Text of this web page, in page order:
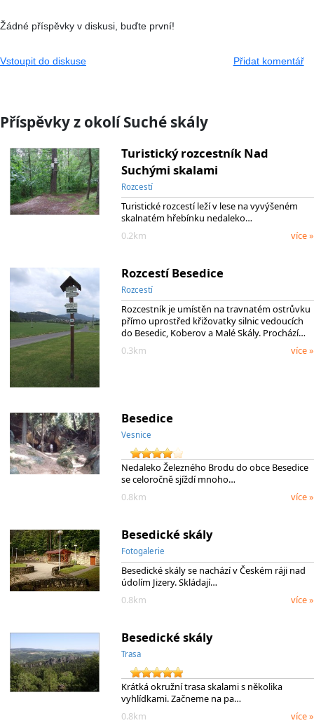
Žádné příspěvky v diskusi, buďte první!
Vstoupit do diskuse Přidat komentář
Příspěvky z okolí Suché skály
Turistický rozcestník Nad
Suchými skalami
Rozcestí
Turistické rozcestí leží v lese na vyvýšeném
skalnatém hřebínku nedaleko…
0.2km
více »
Rozcestí Besedice
Rozcestí
Rozcestník je umístěn na travnatém ostrůvku
přímo uprostřed křižovatky silnic vedoucích
do Besedic, Koberov a Malé Skály. Prochází…
0.3km
více »
Besedice
Vesnice
Nedaleko Železného Brodu do obce Besedice
se celoročně sjíždí mnoho…
0.8km
více »
Besedické skály
Fotogalerie
Besedické skály se nachází v Českém ráji nad
údolím Jizery. Skládají…
0.8km
více »
Besedické skály
Trasa
Krátká okružní trasa skalami s několika
vyhlídkami. Začneme na pa…
0.8km
více »